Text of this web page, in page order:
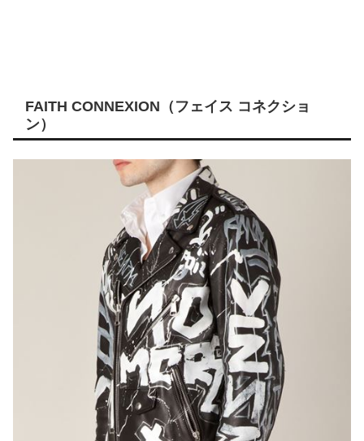
FAITH CONNEXION（フェイス コネクショ
ン）